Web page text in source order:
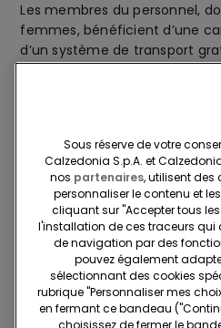
Les membres du personnel,
femmes, bénéficient d’une
d’un système de transport
gratuits et un accès à des
parole en public et de
du personnel qui sont
Attention apportée à
Sous réserve de votre
Calzedonia S.p.A. et
nos partenaires, utilisent des
personnaliser le contenu et
cliquant sur "Accepter tous
l'installation de ces traceurs qui
de navigation par des
pouvez également
sélectionnant des cookies
rubrique "Personnaliser mes
en fermant ce bandeau
choisissez de fermer le